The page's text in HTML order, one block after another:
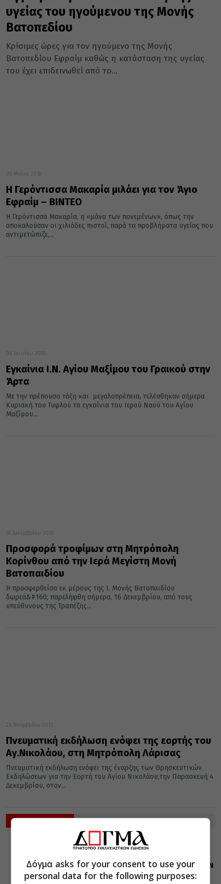
υγείας του ηγούμενου της Μονής
Βατοπεδίου
Κρίσιμες ώρες για τον ηγούμενο της Μονής
Βατοπεδίου Εφραίμ καθώς η κατάσταση της υγείας
του έχει επιδεινωθεί από το...
05 Μαΐου 2018
Η Γερόντισσα Μακαρία μιλάει για τον Άγιο
Εφραίμ – ΒΙΝΤΕΟ
Η Γερόντισσα Μακαρία, η «μάνα των πονεμένων», όπως την
αποκαλούσαν οι χιλιάδες πιστοί, παρά τα προβλήματα υγείας που
αντιμετώπιζε,...
06 Ιουνίου 2016
Εγκαίνια Ι.Ν. Αγίου Μαξίμου του Γραικού στην
Άρτα
Με την πρέπουσα τάξη και μεγαλοπρέπεια, τελέσθηκαν σήμερα
Κυριακή του Τυφλού τα εγκαίνια του Ιερού Ναού του Αγίου
Μαξίμου...
16 Δεκεμβρίου 2015
Προσφορά τροφίμων στη Μητρόπολη
Κορίνθου από την Ιερά Μεγίστη Μονή
Βατοπαιδίου
Η προσφερθείσα εκ μέρους της Ι. Μονής Βατοπαιδίου
δωρεά&#160; παρελήφθη σήμερα, 16 Δεκεμβρίου, από τους
υπεύθυνους της Τραπέζης...
26 Νοεμβρίου 2015
Πνευματική εκδήλωση ενόψει της εορτής του
Αγ.Νικολάου, στη Μητρόπολη Λάρισας
Πνευματική εκδήλωση ενόψει της έναρξης των Θρησκευτικών
Εκδηλώσεων για την Εορτή του Αγίου Νικολάου,την Παρασκευή 4
Δεκεμβρίου, στον...
ΡΟΗ ΕΙΔΗΣΕΩΝ
Η LEROY MERLIN
στηρίζει τον
Δόγμα asks for your consent to use your
personal data for the following purposes: